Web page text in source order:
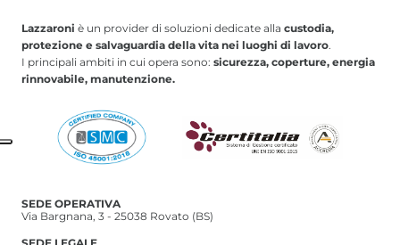
Lazzaroni è un provider di soluzioni dedicate alla custodia,
protezione e salvaguardia della vita nei luoghi di lavoro.
I principali ambiti in cui opera sono: sicurezza, coperture, energia
rinnovabile, manutenzione.
SEDE OPERATIVA
Via Bargnana, 3 - 25038 Rovato (BS)